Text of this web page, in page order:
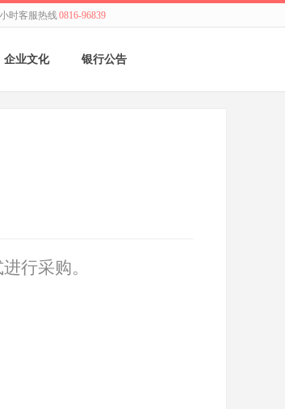
小时客服热线0816-96839
企业文化
经营哲学
银行公告
行采购。